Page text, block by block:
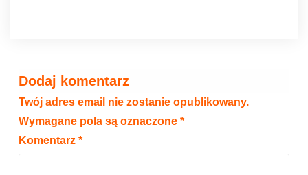
Dodaj komentarz
Twój adres email nie zostanie opublikowany.
Wymagane pola są oznaczone *
Komentarz *